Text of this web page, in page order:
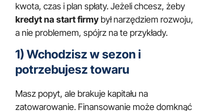
kwota, czas i plan spłaty. Jeżeli chcesz, żeby
kredyt na start firmy był narzędziem rozwoju,
a nie problemem, spójrz na te przykłady.
1) Wchodzisz w sezon i
potrzebujesz towaru
Masz popyt, ale brakuje kapitału na
zatowarowanie. Finansowanie może domknąć